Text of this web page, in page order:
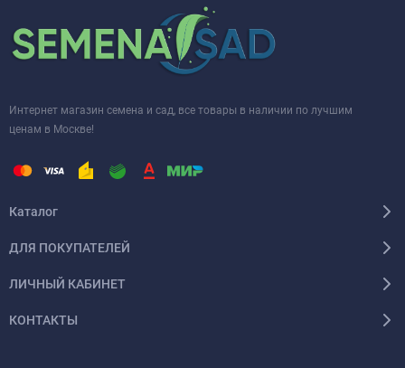
Интернет магазин семена и сад, все товары в наличии по лучшим
ценам в Москве!
Каталог
ДЛЯ ПОКУПАТЕЛЕЙ
ЛИЧНЫЙ КАБИНЕТ
КОНТАКТЫ